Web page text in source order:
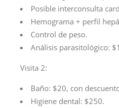
Posible interconsulta
Hemograma + perfil
Control de peso.
Análisis parasitológico:
Visita 2:
Baño: $20, con
Higiene dental: $250.